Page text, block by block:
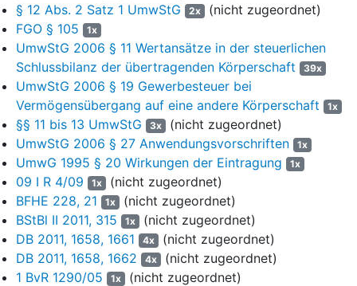
4
Mit notariellem Vertrag vom 23. Juli 2007 übertrug die GmbH
ihr Vermögen als Ganzes im Wege der Verschmelzung
durch Aufnahme gemäß§ 2 Nr. 1 Umwandlungsgesetz(UmwG)
i.V.m.§§ 46 bis 55 UmwGauf die Klägerin (sog. Down-Stream
Merger). Als Verschmelzungsstichtag wurde der 31. Dezember
2006 vereinbart. Darüber hinaus vereinbarten die
Vertragsparteien u.a., dass eine Kapitalerhöhung bei der Klägerin
hinsichtlich der voll eingezahlten Geschäftsanteile der GmbH
unterbleibt (§ 54 Abs. 1 Satz 2 Nr. 2 UmwG) und der Company
als Gegenleistung für den Verlust ihrer Anteile an der GmbH
deren Geschäftsanteil an der Klägerin gewährt wird (§ 2 (1) des
Verschmelzungsvertrags). Wegen der Einzelheiten wird auf den
Verschmelzungsvertrag (Bl. 89 ff. d. Vertragsakten) verwiesen.
Die Eintragung der Verschmelzung in das Handelsregister der
Klägerin erfolgte am 6. August 2007.
§ 12 Abs. 2 Satz 1 UmwStG
2x (nicht zugeordnet)
FGO § 105
1x
UmwStG 2006 § 11 Wertansätze in der steuerlichen
Schlussbilanz der übertragenden Körperschaft
39x
UmwStG 2006 § 19 Gewerbesteuer bei
Vermögensübergang auf eine andere Körperschaft
1x
§§ 11 bis 13 UmwStG 3x (nicht zugeordnet)
UmwStG 2006 § 27 Anwendungsvorschriften
1x
UmwG 1995 § 20 Wirkungen der Eintragung 1x
09 I R 4/09 1x (nicht zugeordnet)
BFHE 228, 21
1x (nicht zugeordnet)
BStBl II 2011, 315
1x (nicht zugeordnet)
DB 2011, 1658, 1661
4x (nicht zugeordnet)
DB 2011, 1658, 1662
4x (nicht zugeordnet)
1 BvR 1290/05
1x (nicht zugeordnet)